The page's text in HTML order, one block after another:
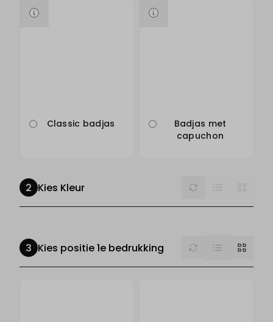
Classic badjas
Badjas met
capuchon
Kies Kleur Reset List
Kies positie 1e bedrukking Reset List Grid